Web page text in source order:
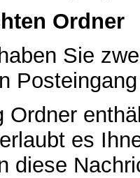
Ordner
Sie
Ordner
es
diese